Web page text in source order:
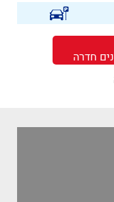
חדרה